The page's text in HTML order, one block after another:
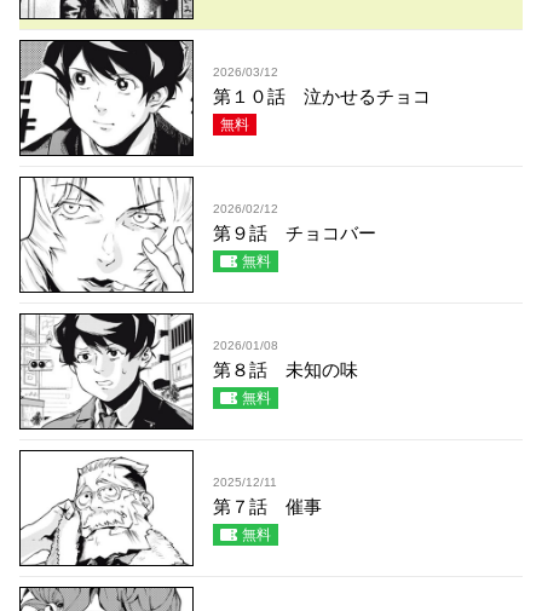
2026/03/12
第１０話 泣かせるチョコ
無料
2026/02/12
第９話 チョコバー
無料
2026/01/08
第８話 未知の味
無料
2025/12/11
第７話 催事
無料